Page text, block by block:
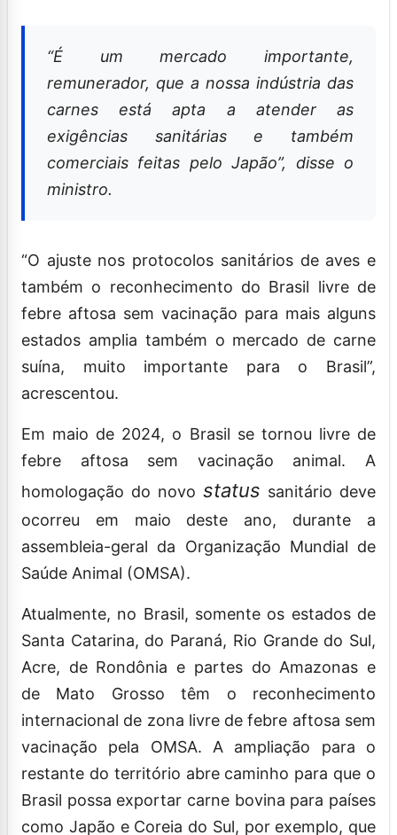
“É um mercado importante,
remunerador, que a nossa indústria das
carnes está apta a atender as
exigências sanitárias e também
comerciais feitas pelo Japão”, disse o
ministro.
“O ajuste nos protocolos sanitários de aves e
também o reconhecimento do Brasil livre de
febre aftosa sem vacinação para mais alguns
estados amplia também o mercado de carne
suína, muito importante para o Brasil”,
acrescentou.
Em maio de 2024, o Brasil se tornou livre de
febre aftosa sem vacinação animal. A
homologação do novo status sanitário deve
ocorreu em maio deste ano, durante a
assembleia-geral da Organização Mundial de
Saúde Animal (OMSA).
Atualmente, no Brasil, somente os estados de
Santa Catarina, do Paraná, Rio Grande do Sul,
Acre, de Rondônia e partes do Amazonas e
de Mato Grosso têm o reconhecimento
internacional de zona livre de febre aftosa sem
vacinação pela OMSA. A ampliação para o
restante do território abre caminho para que o
Brasil possa exportar carne bovina para países
como Japão e Coreia do Sul, por exemplo, que